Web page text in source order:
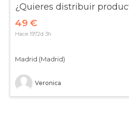
49 €
Veronica
Madrid (Madrid)
Hace 1972d 3h